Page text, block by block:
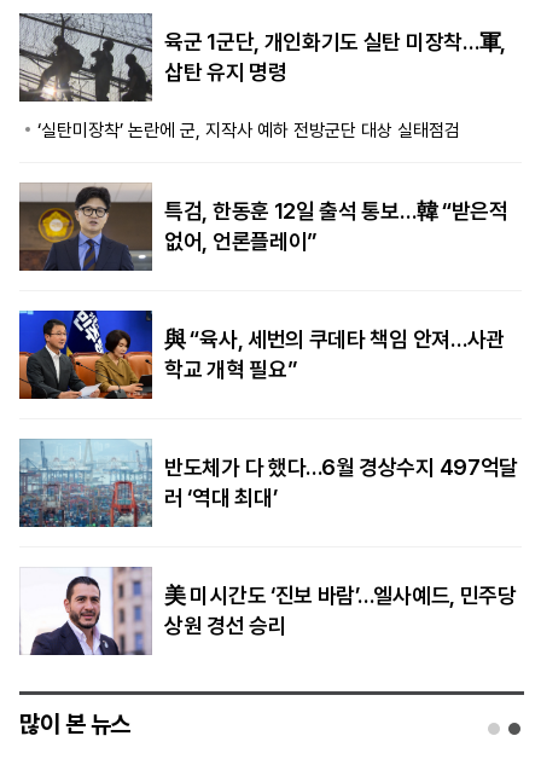
육군 1군단, 개인화기도 실탄 미장착…軍,
삽탄 유지 명령
‘실탄미장착’ 논란에 군, 지작사 예하 전방군단 대상 실태점검
특검, 한동훈 12일 출석 통보…韓 “받은적
없어, 언론플레이”
與 “육사, 세번의 쿠데타 책임 안져…사관
학교 개혁 필요”
반도체가 다 했다…6월 경상수지 497억달
러 ‘역대 최대’
美 미시간도 ‘진보 바람’…엘사예드, 민주당
상원 경선 승리
많이 본 뉴스